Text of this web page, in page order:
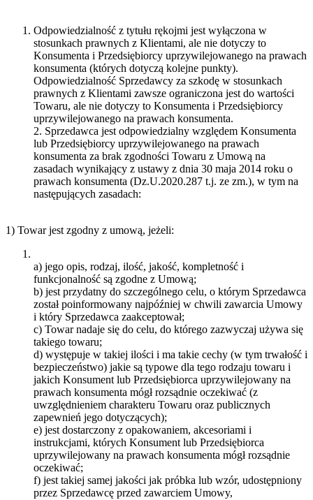
Odpowiedzialność z tytułu rękojmi jest wyłączona w
stosunkach prawnych z Klientami, ale nie dotyczy to
Konsumenta i Przedsiębiorcy uprzywilejowanego na prawach
konsumenta (których dotyczą kolejne punkty).
Odpowiedzialność Sprzedawcy za szkodę w stosunkach
prawnych z Klientami zawsze ograniczona jest do wartości
Towaru, ale nie dotyczy to Konsumenta i Przedsiębiorcy
uprzywilejowanego na prawach konsumenta.
2. Sprzedawca jest odpowiedzialny względem Konsumenta
lub Przedsiębiorcy uprzywilejowanego na prawach
konsumenta za brak zgodności Towaru z Umową na
zasadach wynikający z ustawy z dnia 30 maja 2014 roku o
prawach konsumenta (Dz.U.2020.287 t.j. ze zm.), w tym na
następujących zasadach:
1) Towar jest zgodny z umową, jeżeli:
a) jego opis, rodzaj, ilość, jakość, kompletność i
funkcjonalność są zgodne z Umową;
b) jest przydatny do szczególnego celu, o którym Sprzedawca
został poinformowany najpóźniej w chwili zawarcia Umowy
i który Sprzedawca zaakceptował;
c) Towar nadaje się do celu, do którego zazwyczaj używa się
takiego towaru;
d) występuje w takiej ilości i ma takie cechy (w tym trwałość i
bezpieczeństwo) jakie są typowe dla tego rodzaju towaru i
jakich Konsument lub Przedsiębiorca uprzywilejowany na
prawach konsumenta mógł rozsądnie oczekiwać (z
uwzględnieniem charakteru Towaru oraz publicznych
zapewnień jego dotyczących);
e) jest dostarczony z opakowaniem, akcesoriami i
instrukcjami, których Konsument lub Przedsiębiorca
uprzywilejowany na prawach konsumenta mógł rozsądnie
oczekiwać;
f) jest takiej samej jakości jak próbka lub wzór, udostępniony
przez Sprzedawcę przed zawarciem Umowy,